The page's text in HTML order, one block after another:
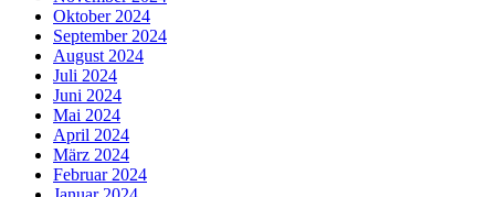
Oktober 2024
September 2024
August 2024
Juli 2024
Juni 2024
Mai 2024
April 2024
März 2024
Februar 2024